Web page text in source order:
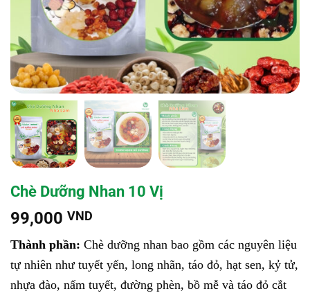
Chè Dưỡng Nhan 10 Vị
99,000 VND
Thành phần: Chè dưỡng nhan bao gồm các nguyên liệu
tự nhiên như tuyết yến, long nhãn, táo đỏ, hạt sen, kỷ tử,
nhựa đào, nấm tuyết, đường phèn, bồ mễ và táo đỏ cắt